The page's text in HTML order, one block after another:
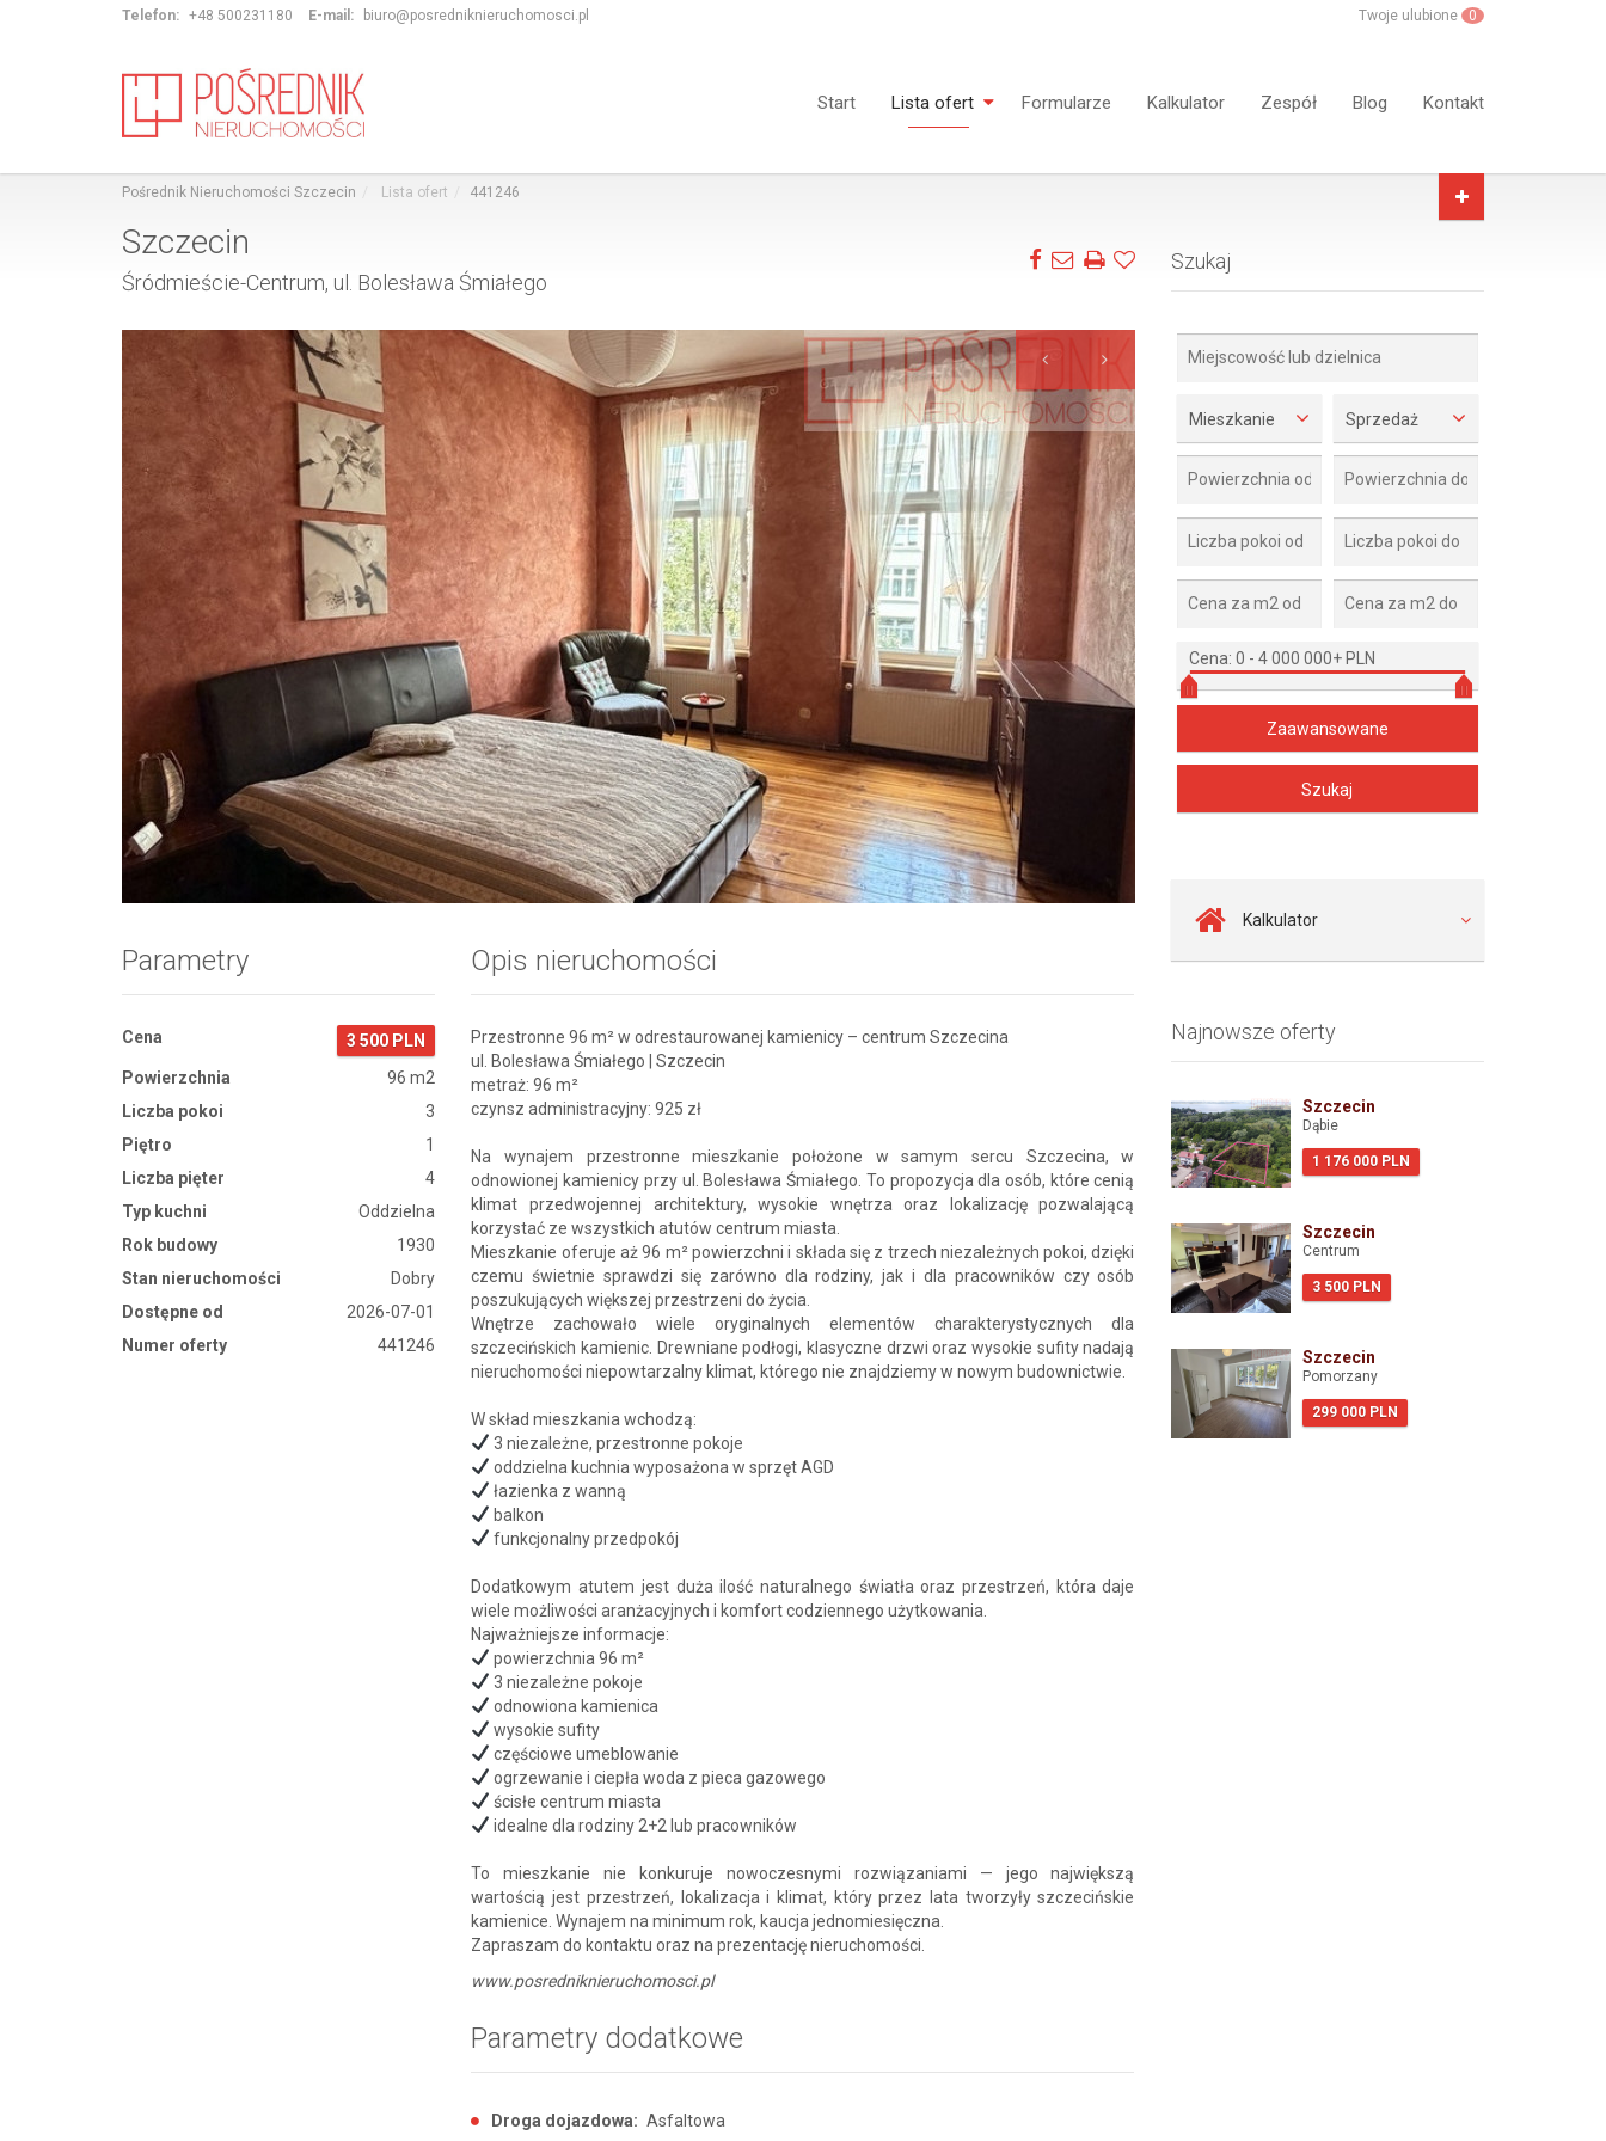
Telefon: +48 500231180 E-mail: biuro@posredniknieruchomosci.pl Twoje ulubione 0
Start Lista ofert Formularze Kalkulator Zespół Blog Kontakt
Pośrednik Nieruchomości Szczecin Lista ofert 441246
Szczecin
Śródmieście-Centrum, ul. Bolesława Śmiałego
Zdjęcie 1
Parametry
Cena
3 500 PLN
Powierzchnia
96 m2
Liczba pokoi
3
Piętro
1
Liczba pięter
4
Typ kuchni
Oddzielna
Rok budowy
1930
Stan nieruchomości
Dobry
Dostępne od
2026-07-01
Numer oferty
441246
Opis nieruchomości
Przestronne 96 m² w odrestaurowanej kamienicy – centrum Szczecina
ul. Bolesława Śmiałego | Szczecin
metraż: 96 m²
czynsz administracyjny: 925 zł
Na wynajem przestronne mieszkanie położone w samym sercu Szczecina, w
odnowionej kamienicy przy ul. Bolesława Śmiałego. To propozycja dla osób, które cenią
klimat przedwojennej architektury, wysokie wnętrza oraz lokalizację pozwalającą
korzystać ze wszystkich atutów centrum miasta.
Mieszkanie oferuje aż 96 m² powierzchni i składa się z trzech niezależnych pokoi, dzięki
czemu świetnie sprawdzi się zarówno dla rodziny, jak i dla pracowników czy osób
poszukujących większej przestrzeni do życia.
Wnętrze zachowało wiele oryginalnych elementów charakterystycznych dla
szczecińskich kamienic. Drewniane podłogi, klasyczne drzwi oraz wysokie sufity nadają
nieruchomości niepowtarzalny klimat, którego nie znajdziemy w nowym budownictwie.
W skład mieszkania wchodzą:
3 niezależne, przestronne pokoje
oddzielna kuchnia wyposażona w sprzęt AGD
łazienka z wanną
balkon
funkcjonalny przedpokój
Dodatkowym atutem jest duża ilość naturalnego światła oraz przestrzeń, która daje
wiele możliwości aranżacyjnych i komfort codziennego użytkowania.
Najważniejsze informacje:
powierzchnia 96 m²
3 niezależne pokoje
odnowiona kamienica
wysokie sufity
częściowe umeblowanie
ogrzewanie i ciepła woda z pieca gazowego
ścisłe centrum miasta
idealne dla rodziny 2+2 lub pracowników
To mieszkanie nie konkuruje nowoczesnymi rozwiązaniami — jego największą
wartością jest przestrzeń, lokalizacja i klimat, który przez lata tworzyły szczecińskie
kamienice. Wynajem na minimum rok, kaucja jednomiesięczna.
Zapraszam do kontaktu oraz na prezentację nieruchomości.
www.posredniknieruchomosci.pl
Parametry dodatkowe
Droga dojazdowa: Asfaltowa
Szukaj
Mieszkanie Sprzedaż
Cena: 0 - 4 000 000+ PLN
Kalkulator
Najnowsze oferty
Szczecin
Dąbie
1 176 000 PLN
Szczecin
Centrum
3 500 PLN
Szczecin
Pomorzany
299 000 PLN